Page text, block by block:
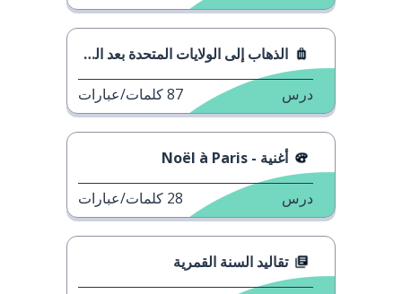
الذهاب إلى الولايات المتحدة بعد الدراسة
درس 87كلمات/عبارات
أغنية - Noël à Paris
درس 28 كلمات/عبارات
تقاليد السنة القمرية